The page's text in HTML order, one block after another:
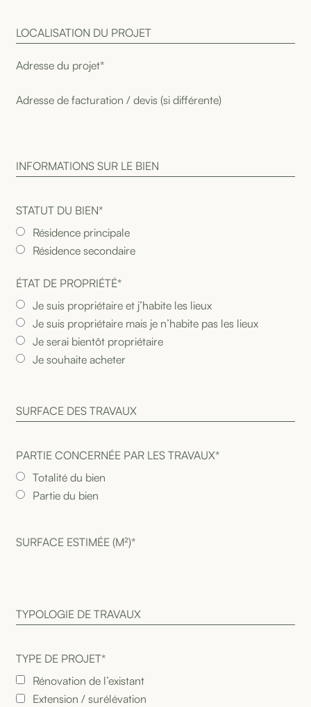
L OCAL ISATION DU PROJET
INFORMATIONS SUR L E BIEN
STATUT DU BIEN*
Résidence principale
Résidence secondaire
ÉTAT DE PROPRIÉTÉ*
Je suis propriétaire et j’habite les lieux
Je suis propriétaire mais je n’habite pas les lieux
Je serai bientôt propriétaire
Je souhaite acheter
SURFACE DES TRAVAUX
PARTIE CONCERNÉE PAR LES TRAVAUX*
Totalité du bien
Partie du bien
TYPOLOGIE DE TRAVAUX
TYPE DE PROJET*
Rénovation de l’existant
Extension / surélévation